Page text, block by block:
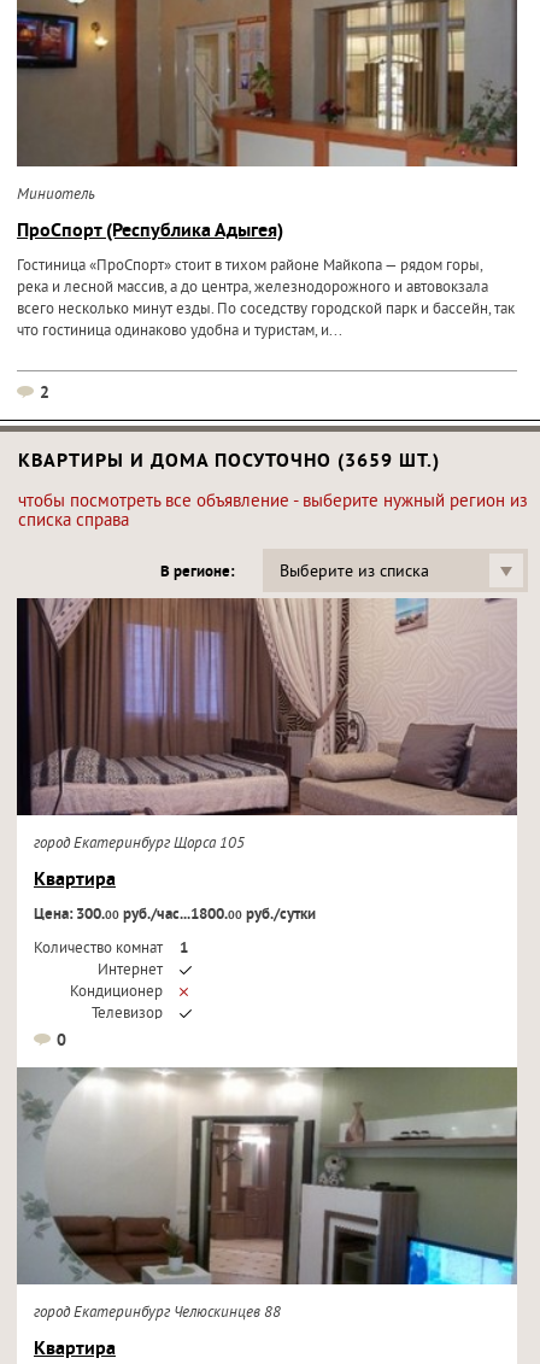
Миниотель
ПроСпорт (Республика Адыгея)
Гостиница «ПроСпорт» стоит в тихом районе Майкопа — рядом горы,
река и лесной массив, а до центра, железнодорожного и автовокзала
всего несколько минут езды. По соседству городской парк и бассейн, так
что гостиница одинаково удобна и туристам, и...
2
КВАРТИРЫ И ДОМА ПОСУТОЧНО (3659 ШТ.)
чтобы посмотреть все объявление - выберите нужный регион из
списка справа
В регионе: Выберите из списка
город Екатеринбург Щорса 105
Квартира
Цена: 300.00руб./час...1800.00руб./сутки
Количество комнат
1
Интернет
Кондиционер
Телевизор
0
город Екатеринбург Челюскинцев 88
Квартира